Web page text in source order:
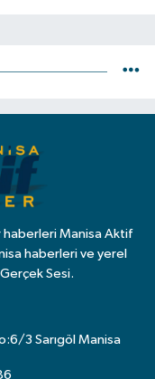
haberleri Manisa Aktif
haberleri ve yerel
Sesi.
3 Sarıgöl Manisa